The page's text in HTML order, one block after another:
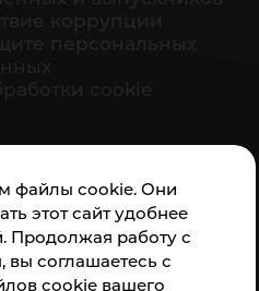
файлы cookie. Они
этот сайт удобнее
Продолжая работу с
вы соглашаетесь с
cookie вашего